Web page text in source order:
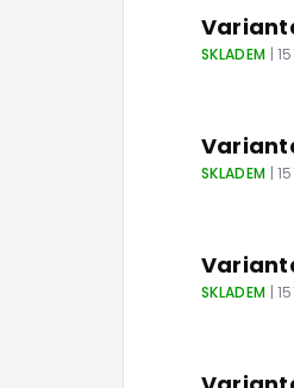
SKLADEM |
SKLADEM |
SKLADEM |